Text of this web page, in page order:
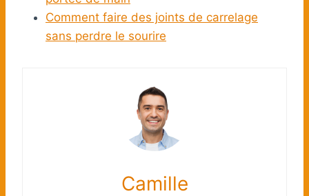
Comment faire des joints de carrelage
sans perdre le sourire
Camille